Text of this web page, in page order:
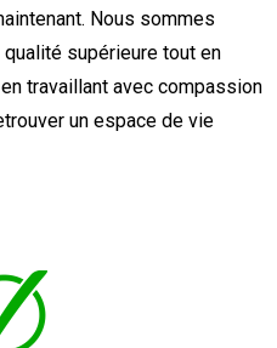
Nous sommes
supérieure tout en
travaillant avec compassion
un espace de vie